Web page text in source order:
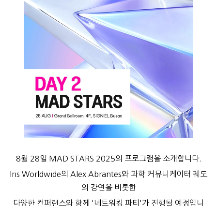
8월 28일 MAD STARS 2025의 프로그램을 소개합니다.
Iris Worldwide의 Alex Abrantes와 과학 커뮤니케이터 궤도
의 강연을 비롯한
다양한 컨퍼런스와 함께 '네트워킹 파티'가 진행될 예정입니